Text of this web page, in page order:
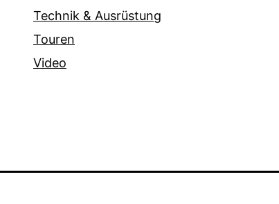
Technik & Ausrüstung
Touren
Video